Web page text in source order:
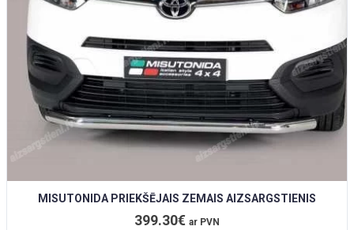
MISUTONIDA PRIEKŠĒJAIS ZEMAIS AIZSARGSTIENIS
399.30€ ar PVN